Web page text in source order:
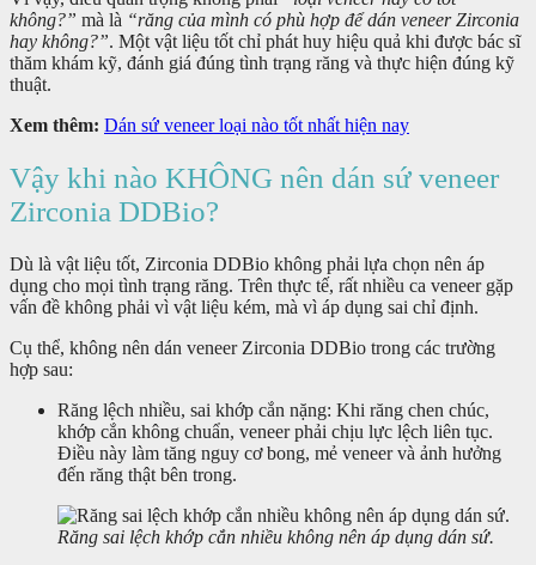
không?” mà là “răng của mình có phù hợp để dán veneer Zirconia
hay không?”. Một vật liệu tốt chỉ phát huy hiệu quả khi được bác sĩ
thăm khám kỹ, đánh giá đúng tình trạng răng và thực hiện đúng kỹ
thuật.
Xem thêm: Dán sứ veneer loại nào tốt nhất hiện nay
Vậy khi nào KHÔNG nên dán sứ veneer
Zirconia DDBio?
Dù là vật liệu tốt, Zirconia DDBio không phải lựa chọn nên áp
dụng cho mọi tình trạng răng. Trên thực tế, rất nhiều ca veneer gặp
vấn đề không phải vì vật liệu kém, mà vì áp dụng sai chỉ định.
Cụ thể, không nên dán veneer Zirconia DDBio trong các trường
hợp sau:
Răng lệch nhiều, sai khớp cắn nặng: Khi răng chen chúc,
khớp cắn không chuẩn, veneer phải chịu lực lệch liên tục.
Điều này làm tăng nguy cơ bong, mẻ veneer và ảnh hưởng
đến răng thật bên trong.
Răng sai lệch khớp cắn nhiều không nên áp dụng dán sứ.